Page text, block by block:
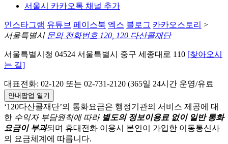
서울시 카카오톡 채널 추가
인스타그램 유튜브 페이스북 엑스 블로그 카카오스토리 >
서울특별시 문의 전화번호 120, 120 다산콜재단
서울특별시청 04524 서울특별시 중구 세종대로 110 [찾아오시
는 길]
대표전화: 02-120 또는 02-731-2120 (365일 24시간 운영/유료
안내팝업 열기
‘120다산콜재단’의 통화요금은 행정기관의 서비스 제공에 대
한 수익자 부담원칙에 따라 별도의 정보이용료 없이 일반 통화
요금이 부과되며 휴대전화 이용시 본인이 가입한 이동통신사
의 요금체계에 따릅니다.